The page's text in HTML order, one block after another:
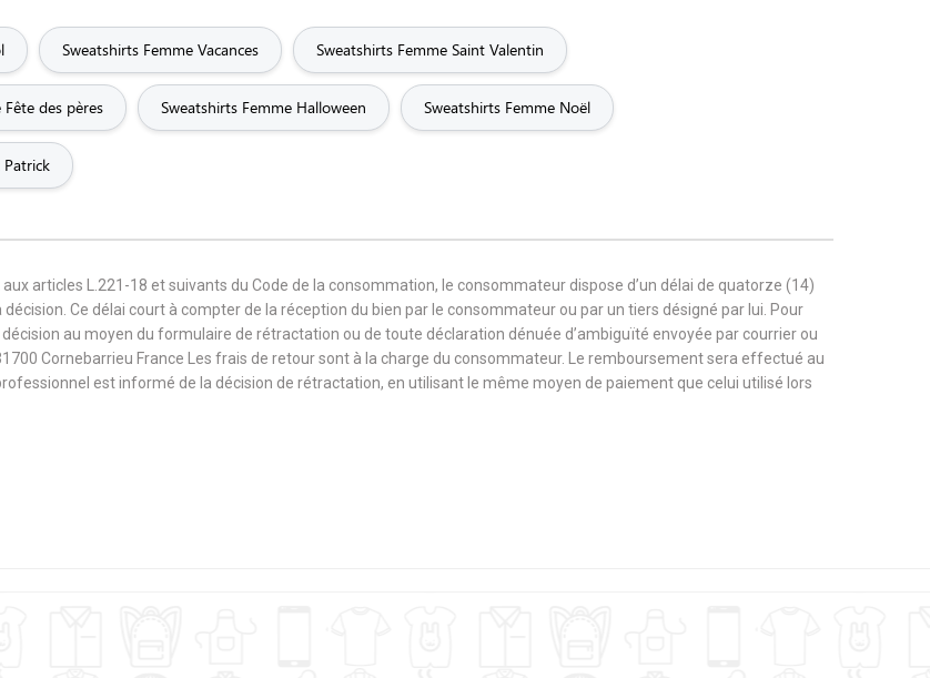
Sweatshirts Femme Vacances Sweatshirts Femme Saint Valentin
des pères Sweatshirts Femme Halloween Sweatshirts Femme Noël
Patrick
articles L.221-18 et suivants du Code de la consommation, le consommateur dispose d’un délai de quatorze (14)
Ce délai court à compter de la réception du bien par le consommateur ou par un tiers désigné par lui. Pour
au moyen du formulaire de rétractation ou de toute déclaration dénuée d’ambiguïté envoyée par courrier ou
Cornebarrieu France Les frais de retour sont à la charge du consommateur. Le remboursement sera effectué au
est informé de la décision de rétractation, en utilisant le même moyen de paiement que celui utilisé lors